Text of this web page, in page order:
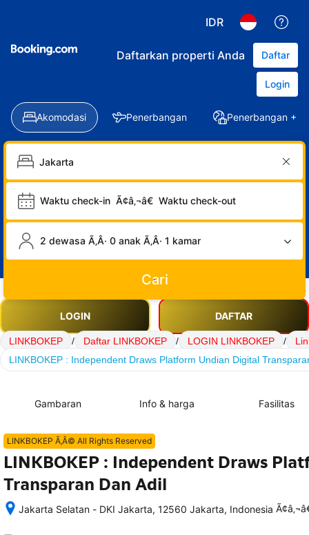
IDR
Daftarkan properti Anda Daftar
Login
Akomodasi Penerbangan Penerbangan +
Waktu check-in Ã¢â‚¬â€ Waktu check-out
2 dewasa Ã‚Â· 0 anak Ã‚Â· 1 kamar
Cari
LOGIN DAFTAR
LINKBOKEP / Daftar LINKBOKEP / LOGIN LINKBOKEP /
LINKBOKEP : Independent Draws Platform Undian Digital
Gambaran Info & harga Fasilitas
LINKBOKEP Ã‚Â© All Rights Reserved
LINKBOKEP : Independent Draws
Transparan Dan Adil
Jakarta Selatan - DKI Jakarta, 12560 Jakarta, Indonesia